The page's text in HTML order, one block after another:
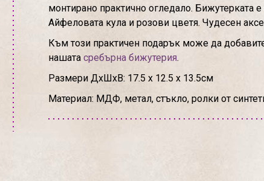
монтирано практично огледало. Бижутерката
Айфеловата кула и розови цветя. Чудесен
Към този практичен подарък може да
нашата сребърна бижутерия.
Размери ДхШхВ: 17.5 х 12.5 х 13.5см
Материал: МДФ, метал, стъкло, ролки от